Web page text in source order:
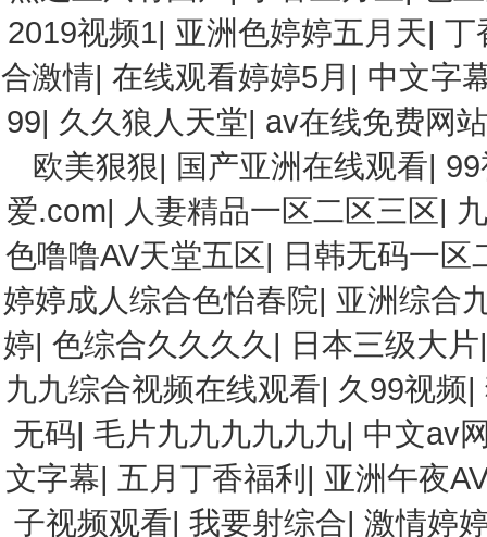
2019视频1| 亚洲色婷婷五月天|丁
合激情|在线观看婷婷5月 | 中文字
99| 久久狼人天堂| av在线免费网站
欧美狠狠| 国产亚洲在线观看|
爱.com| 人妻精品一区二区三区|
色噜噜AV天堂五区| 日韩无码一区
婷婷成人综合色怡春院| 亚洲综合
婷| 色综合久久久久 | 日本三级大片
九九综合视频在线观看| 久99视频|
无码|毛片九九九九九九| 中文av
文字幕| 五月丁香福利 | 亚洲午夜
子视频观看|我要射综合|激情婷